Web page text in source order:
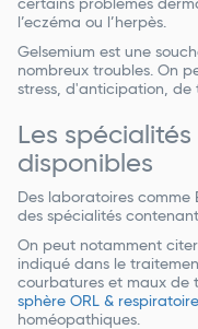
certains problèmes
l’eczéma ou l’herpès.
Gelsemium est une
nombreux troubles. On
stress, d'anticipation, de
Les
disponibles
Des laboratoires comme
des spécialités
On peut notamment
indiqué dans le
courbatures et maux de
sphère ORL & respiratoire
homéopathiques.